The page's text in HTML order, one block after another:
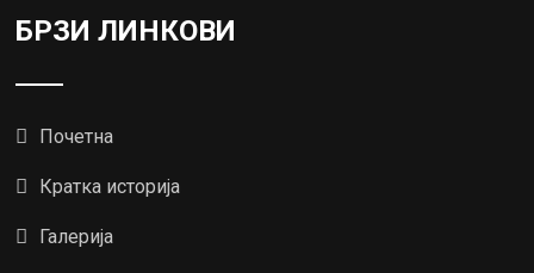
БРЗИ ЛИНКОВИ
Почетна
Кратка историја
Галерија